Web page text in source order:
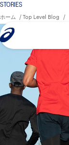
STORIES
ホーム
Top Level Blog